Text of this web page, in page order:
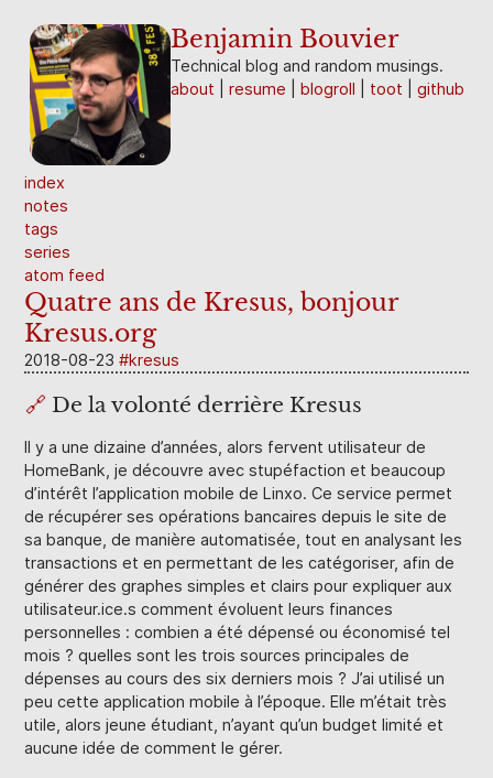
Benjamin Bouvier
Technical blog and random musings.
about
resume blogroll toot github
index
notes
tags
series
atom feed
Quatre ans de Kresus, bonjour
Kresus.org
2018-08-23 kresus
🔗 De la volonté derrière Kresus
Il y a une dizaine d’années, alors fervent utilisateur de
HomeBank, je découvre avec stupéfaction et beaucoup
d’intérêt l’application mobile de Linxo. Ce service permet
de récupérer ses opérations bancaires depuis le site de
sa banque, de manière automatisée, tout en analysant les
transactions et en permettant de les catégoriser, afin de
générer des graphes simples et clairs pour expliquer aux
utilisateur.ice.s comment évoluent leurs finances
personnelles : combien a été dépensé ou économisé tel
mois ? quelles sont les trois sources principales de
dépenses au cours des six derniers mois ? J’ai utilisé un
peu cette application mobile à l’époque. Elle m’était très
utile, alors jeune étudiant, n’ayant qu’un budget limité et
aucune idée de comment le gérer.